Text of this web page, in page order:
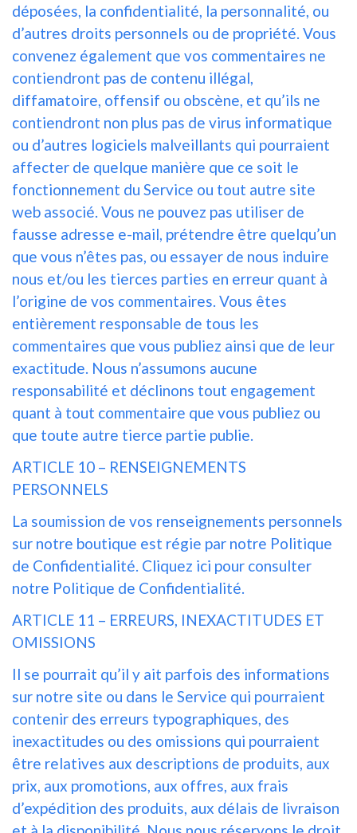
déposées, la confidentialité, la personnalité, ou
d’autres droits personnels ou de propriété. Vous
convenez également que vos commentaires ne
contiendront pas de contenu illégal,
diffamatoire, offensif ou obscène, et qu’ils ne
contiendront non plus pas de virus informatique
ou d’autres logiciels malveillants qui pourraient
affecter de quelque manière que ce soit le
fonctionnement du Service ou tout autre site
web associé. Vous ne pouvez pas utiliser de
fausse adresse e-mail, prétendre être quelqu’un
que vous n’êtes pas, ou essayer de nous induire
nous et/ou les tierces parties en erreur quant à
l’origine de vos commentaires. Vous êtes
entièrement responsable de tous les
commentaires que vous publiez ainsi que de leur
exactitude. Nous n’assumons aucune
responsabilité et déclinons tout engagement
quant à tout commentaire que vous publiez ou
que toute autre tierce partie publie.
ARTICLE 10 – RENSEIGNEMENTS
PERSONNELS
La soumission de vos renseignements personnels
sur notre boutique est régie par notre Politique
de Confidentialité. Cliquez ici pour consulter
notre Politique de Confidentialité.
ARTICLE 11 – ERREURS, INEXACTITUDES ET
OMISSIONS
Il se pourrait qu’il y ait parfois des informations
sur notre site ou dans le Service qui pourraient
contenir des erreurs typographiques, des
inexactitudes ou des omissions qui pourraient
être relatives aux descriptions de produits, aux
prix, aux promotions, aux offres, aux frais
d’expédition des produits, aux délais de livraison